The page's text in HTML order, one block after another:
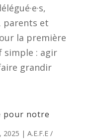
parents et
la première
simple : agir
grandir
pour notre
2025 | A.E.F.E /